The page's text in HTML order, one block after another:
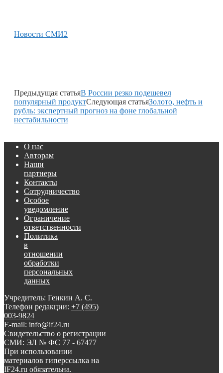
Новости СМИ2
Предыдущая статьяВ России резко подешевел
популярный продуктСледующая статьяЗолото, нефть и
рубль: экспертный прогноз на фоне глобальной
нестабильности
О нас
Авторам
Наши
партнеры
Контакты
Сотрудничество
Особое
уведомление
Ограничение
ответственности
Политика
в
отношении
обработки
персональных
данных
Учредитель: Генкин А. С.
Телефон редакции: +7 (495)
003-9824
E-mail: info@if24.ru
Свидетельство о регистрации
СМИ: ЭЛ № ФС 77 - 67477
При использовании
материалов гиперссылка на
IF24.ru обязательна.